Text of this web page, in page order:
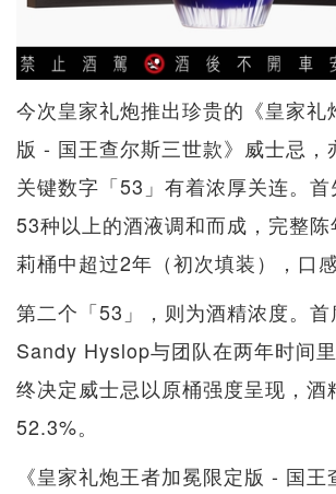
今次皇家礼炮推出珍贵的《皇家礼
版 - 国王查尔斯三世款》威士忌，
关键数字「53」有着浓厚关连。
53种以上的酒液调和而成，完整
莉桶中超过2年（初次填装），口感
第二个「53」，则为酒精浓度。
Sandy Hyslop与团队在两年时间
终决定威士忌以原桶强度呈现，酒
52.3%。
《皇家礼炮王者加冕限定版 - 国王